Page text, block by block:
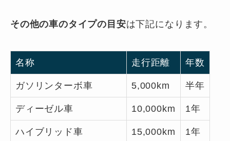
その他の車のタイプの目安は下記になります。
名称 走行距離 年数
ガソリンターボ車 5,000km 半年
ディーゼル車 10,000km 1年
ハイブリッド車 15,000km 1年